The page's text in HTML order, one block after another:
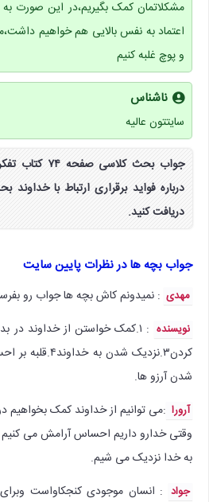
مشکلاتمان کمک بگیریم،در این صورت
اعتماد به نفس بالایی هم خواهیم
و پوچ غلبه کنیم
ناشناس
سایتتون عالیه
جواب بحث
درباره فواید برقراری ارتباط با
دریافت کنید.
جواب بچه ها در نظرات پایین سایت
مهدی : نمیدونم کاش بچه ها جواب رو
نویسنده
شدن آرزو ها.
آرورا :‌می توانیم از خداوند کمک بخواهیم
وقتی خدارو داریم احساس آرامش می کنیم
به خدا نزدیک می شیم.
جواد : انسان موجودی کنجکاواست وبرای